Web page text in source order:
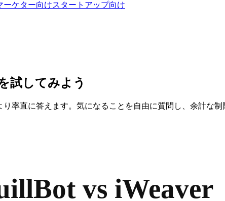
ーケター向けスタートアップ向け
試してみよう
率直に答えます。気になることを自由に質問し、余計な制
vs